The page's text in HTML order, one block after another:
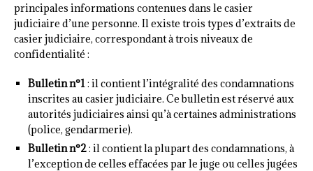
principales informations contenues dans le casier
judiciaire d’une personne. Il existe trois types d’extraits de
casier judiciaire, correspondant à trois niveaux de
confidentialité :
Bulletin n°1: il contient l’intégralité des condamnations
inscrites au casier judiciaire. Ce bulletin est réservé aux
autorités judiciaires ainsi qu’à certaines administrations
(police, gendarmerie).
Bulletin n°2: il contient la plupart des condamnations, à
l’exception de celles effacées par le juge ou celles jugées